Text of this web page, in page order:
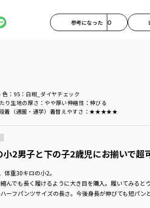
参考になった 0
り 生地の厚さ ：やや厚い伸縮性 ：伸びる
着（通園・通学） 着替えやすさ ：★★★★★
色：95：白紺_ダイヤチェック
小2男子と下の子2歳児にお揃いで超
体重30キロの小2。
んでも長く履けるように大き目を購入。履いてみると
ーフパンツサイズの長さ。今後身長が伸びても短パン